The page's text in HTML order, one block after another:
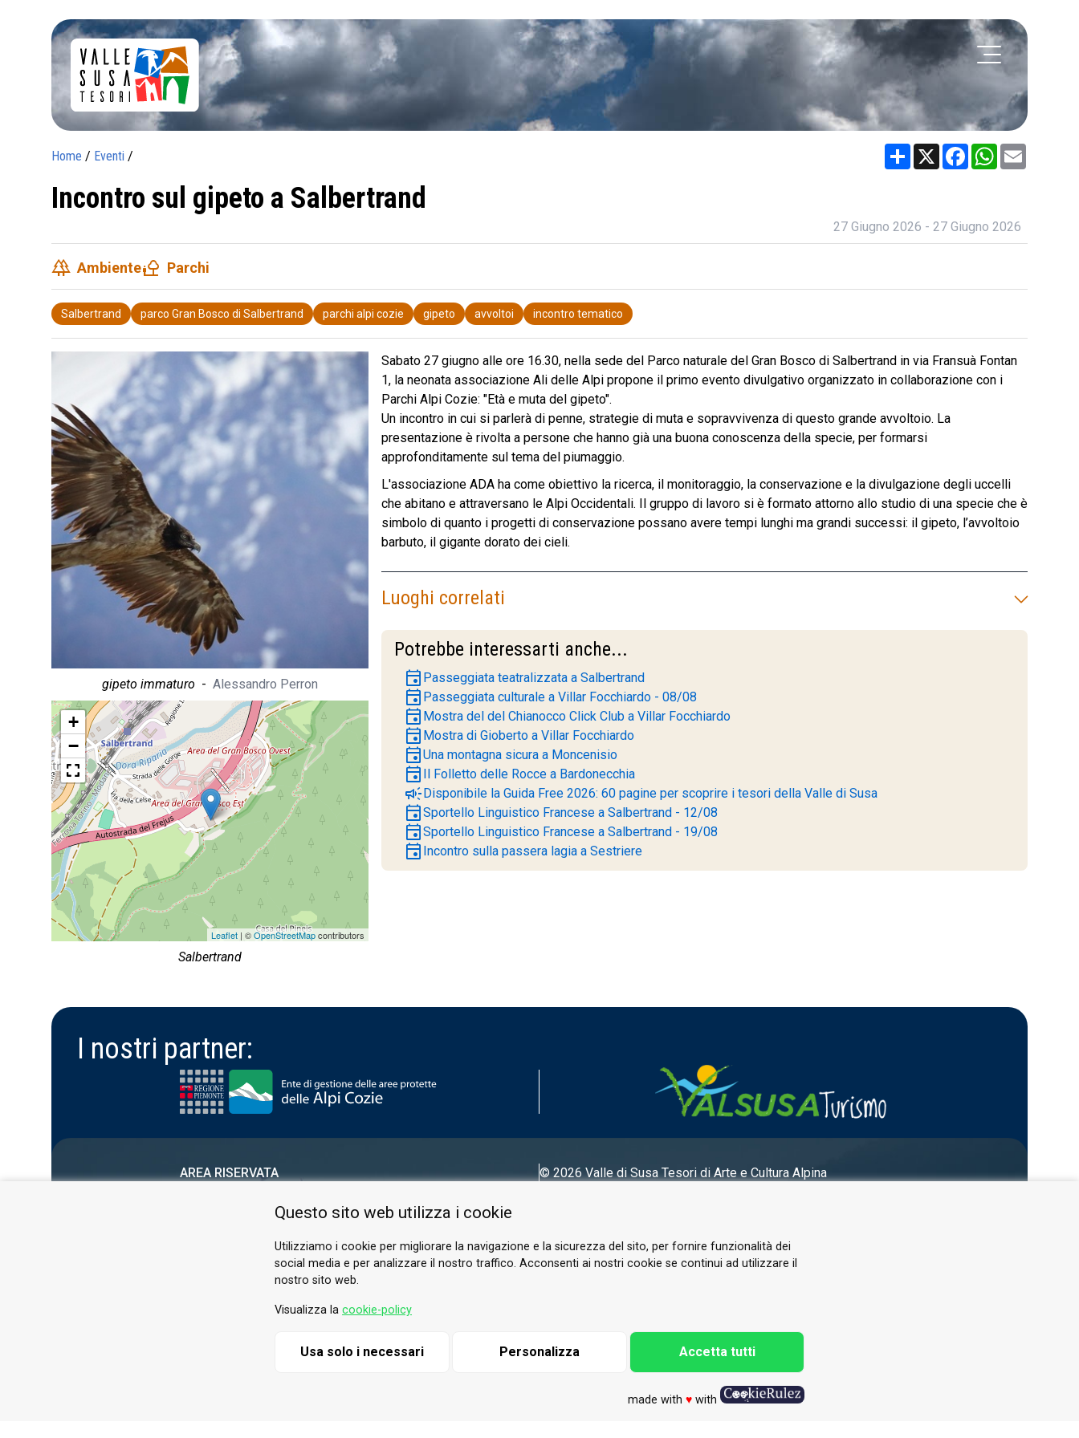
Home / Eventi / Share X FacebookWhatsApp
Incontro sul gipeto a Salbertrand
27 Giugno 2026 - 27 Giugno 2026
forest Ambientenature_people Parchi
Salbertrand parco Gran Bosco di Salbertrand parchi alpi cozie gipeto avvoltoi incontro tematico
gipeto immaturo - Alessandro Perron
+
−
Leaflet| ©OpenStreetMapcontributors
Salbertrand
Sabato 27 giugno alle ore 16.30, nella sede del Parco naturale del Gran Bosco di Salbertrand in via Fransuà Fontan
1, la neonata associazione Ali delle Alpi propone il primo evento divulgativo organizzato in collaborazione con i
Parchi Alpi Cozie: "Età e muta del gipeto".
Un incontro in cui si parlerà di penne, strategie di muta e sopravvivenza di questo grande avvoltoio. La
presentazione è rivolta a persone che hanno già una buona conoscenza della specie, per formarsi
approfonditamente sul tema del piumaggio.
L'associazione ADA ha come obiettivo la ricerca, il monitoraggio, la conservazione e la divulgazione degli uccelli
che abitano e attraversano le Alpi Occidentali. Il gruppo di lavoro si è formato attorno allo studio di una specie che è
simbolo di quanto i progetti di conservazione possano avere tempi lunghi ma grandi successi: il gipeto, l’avvoltoio
barbuto, il gigante dorato dei cieli.
Luoghi correlati
Potrebbe interessarti anche...
event Passeggiata teatralizzata a Salbertrand
event Passeggiata culturale a Villar Focchiardo - 08/08
event Mostra del del Chianocco Click Club a Villar Focchiardo
event Mostra di Gioberto a Villar Focchiardo
eventUna montagna sicura a Moncenisio
event Il Folletto delle Rocce a Bardonecchia
campaignDisponibile la Guida Free 2026: 60 pagine per scoprire i tesori della Valle di Susa
eventSportello Linguistico Francese a Salbertrand - 12/08
eventSportello Linguistico Francese a Salbertrand - 19/08
event Incontro sulla passera lagia a Sestriere
I nostri partner:
AREA RISERVATA
© 2026 Valle di SusaTesori di Arte e Cultura Alpina
Questo sito web utilizza i cookie
Utilizziamo i cookie per migliorare la navigazione e la sicurezza del sito, per fornire funzionalità dei
social media e per analizzare il nostro traffico. Acconsenti ai nostri cookie se continui ad utilizzare il
nostro sito web.
Visualizza la cookie-policy
Usa solo i necessari Personalizza Accetta tutti
made with ♥with